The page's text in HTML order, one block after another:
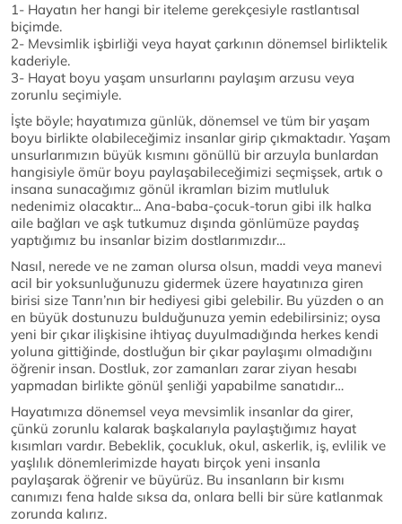
1- Hayatın her hangi bir iteleme gerekçesiyle rastlantısal
biçimde.
2- Mevsimlik işbirliği veya hayat çarkının dönemsel birliktelik
kaderiyle.
3- Hayat boyu yaşam unsurlarını paylaşım arzusu veya
zorunlu seçimiyle.
İşte böyle; hayatımıza günlük, dönemsel ve tüm bir yaşam
boyu birlikte olabileceğimiz insanlar girip çıkmaktadır. Yaşam
unsurlarımızın büyük kısmını gönüllü bir arzuyla bunlardan
hangisiyle ömür boyu paylaşabileceğimizi seçmişsek, artık o
insana sunacağımız gönül ikramları bizim mutluluk
nedenimiz olacaktır... Ana-baba-çocuk-torun gibi ilk halka
aile bağları ve aşk tutkumuz dışında gönlümüze paydaş
yaptığımız bu insanlar bizim dostlarımızdır…
Nasıl, nerede ve ne zaman olursa olsun, maddi veya manevi
acil bir yoksunluğunuzu gidermek üzere hayatınıza giren
birisi size Tanrı’nın bir hediyesi gibi gelebilir. Bu yüzden o an
en büyük dostunuzu bulduğunuza yemin edebilirsiniz; oysa
yeni bir çıkar ilişkisine ihtiyaç duyulmadığında herkes kendi
yoluna gittiğinde, dostluğun bir çıkar paylaşımı olmadığını
öğrenir insan. Dostluk, zor zamanları zarar ziyan hesabı
yapmadan birlikte gönül şenliği yapabilme sanatıdır…
Hayatımıza dönemsel veya mevsimlik insanlar da girer,
çünkü zorunlu kalarak başkalarıyla paylaştığımız hayat
kısımları vardır. Bebeklik, çocukluk, okul, askerlik, iş, evlilik ve
yaşlılık dönemlerimizde hayatı birçok yeni insanla
paylaşarak öğrenir ve büyürüz. Bu insanların bir kısmı
canımızı fena halde sıksa da, onlara belli bir süre katlanmak
zorunda kalırız.